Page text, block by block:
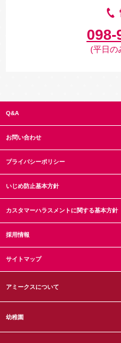
098-
(平日の
Q&A
お問い合わせ
プライバシーポリシー
いじめ防止基本方針
カスタマーハラスメントに関する基本方針
採用情報
サイトマップ
アミークスについて
幼稚園